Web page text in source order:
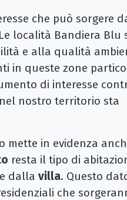
che può sorgere
località Bandiera Blu
e alla qualità
in queste zone
di interesse
nostro territorio sta
mette in evidenza
resta il tipo di
e dalla villa. Questo
che